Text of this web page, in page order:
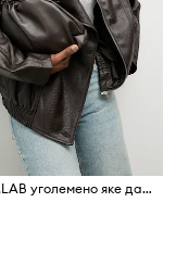
Answear.LAB уголемено яке дамско от имитация на кожа